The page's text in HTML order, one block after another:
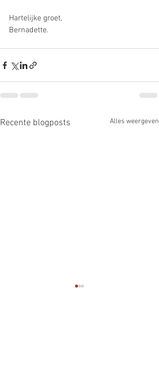
Hartelijke groet,
Bernadette.
Recente blogposts Alles weergeven